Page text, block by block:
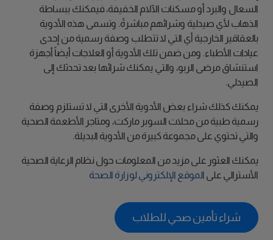
السعال والبرد أو مسكنات الآلام الخفيفة، فيمكنك ببساطة
الذهاب لأي صيدلية وشرائهم مباشرةً. وتسمى هذه الأدوية
بالعقاقير الخارجية أي التي لا تتطلب وصفة رسمية من إحدى
عيادات الأطباء. ومن ضمن تلك الأدوية أو العلاجات أيضاً أجهزة
استنشاق مرضى الربو، والتي يمكنك شرائها بعد تحدثك إلى
الصيدلي.
يمكنك كذلك شراء بعض الأدوية الأخرى التي لا تستلزم وصفة
رسمية طبية من محلات السوبر ماركت، ومتاجر الأطعمة الصحية
والتي تحتوي على مجموعة كبيرة من الأدوية البديلة.
يمكنك العثور على مزيد من المعلومات حول نظام الرعاية الصحية
الأسترالي على الموقع الإلكتروني لوزارة الصحة
شراء تأمين صحي للطلاب